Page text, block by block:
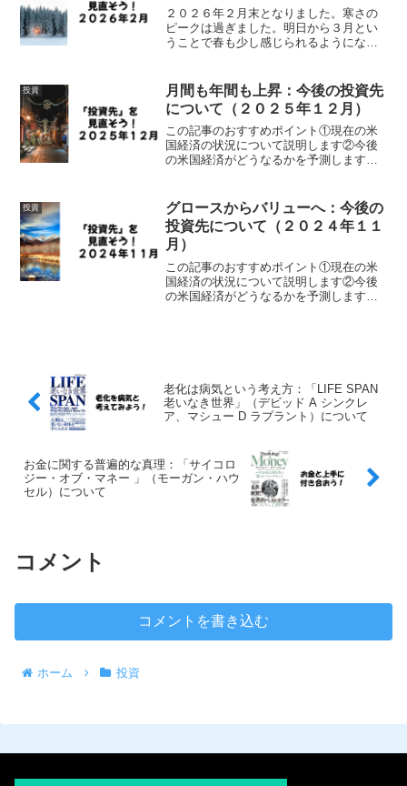
２０２６年２月末となりました。寒さの
ピークは過ぎました。明日から３月とい
うことで春も少し感じられるようになっ
す。米国主要３指数の動向、物価上昇
率、失業率、を確認します。米...
投資
月間も年間も上昇：今後の投資先
について（２０２５年１２月）
この記事のおすすめポイント①現在の米
国経済の状況について説明します②今後
の米国経済がどうなるかを予測します③
ら２０２６年で今年も終わりです。過ぎ
てしまえばあっという間の...
投資
グロースからバリューへ：今後の
投資先について（２０２４年１１
月）
この記事のおすすめポイント①現在の米
国経済の状況について説明します②今後
の米国経済がどうなるかを予測します③
老化は病気という考え方：「LIFE SPAN
老いなき世界」（デビッド A シンクレ
ア、マシュー D ラプラント）について
お金に関する普遍的な真理：「サイコロ
ジー・オブ・マネー 」（モーガン・ハウ
セル）について
コメント
コメントを書き込む
ホーム 投資